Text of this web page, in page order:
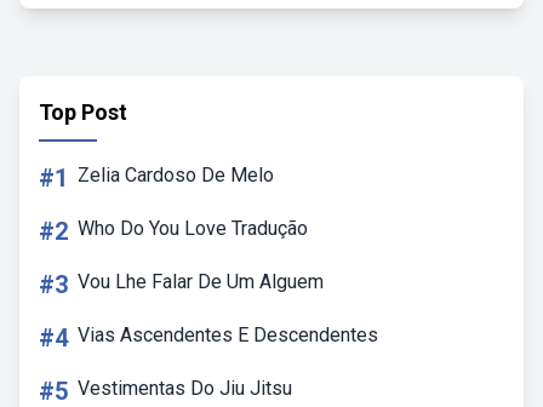
Top Post
#1 Zelia Cardoso De Melo
#2 Who Do You Love Tradução
#3 Vou Lhe Falar De Um Alguem
#4 Vias Ascendentes E Descendentes
#5 Vestimentas Do Jiu Jitsu